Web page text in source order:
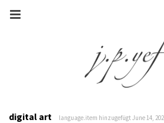
digital art language.item hinzugefügt June 14,